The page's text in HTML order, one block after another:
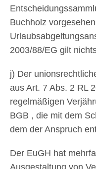
Buchholz
2003/88/EG gilt
j) Der
aus Art. 7 Abs. 2 RL
regelmäßigen
BGB , die mit dem
dem der Anspruch
Der EuGH hat
Ausgestaltung von